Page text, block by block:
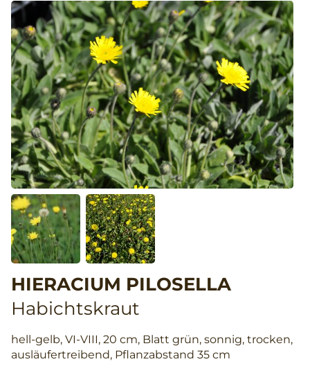
HIERACIUM PILOSELLA
Habichtskraut
hell-gelb, VI-VIII, 20 cm, Blatt grün, sonnig, trocken,
ausläufertreibend, Pflanzabstand 35 cm